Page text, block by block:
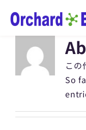
ENGLISH
ホーム
この
So